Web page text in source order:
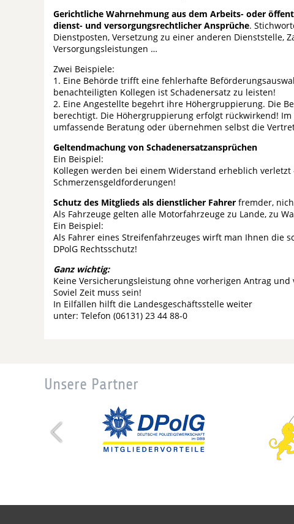
Gerichtliche Wahrnehmung aus dem Arbeits- oder
dienst- und versorgungsrechtlicher Ansprüche.
Dienstposten, Versetzung zu einer anderen Dienststelle,
Versorgungsleistungen …
Zwei Beispiele:
1. Eine Behörde trifft eine fehlerhafte
benachteiligten Kollegen ist Schadenersatz zu leisten!
2. Eine Angestellte begehrt ihre Höhergruppierung. Die
berechtigt. Die Höhergruppierung erfolgt rückwirkend!
umfassende Beratung oder übernehmen selbst die
Geltendmachung von Schadenersatzansprüchen
Ein Beispiel:
Kollegen werden bei einem Widerstand erheblich
Schmerzensgeldforderungen!
Schutz des Mitglieds als dienstlicher Fahrer fremder,
Als Fahrzeuge gelten alle Motorfahrzeuge zu Lande, zu
Ein Beispiel:
Als Fahrer eines Streifenfahrzeuges wirft man Ihnen die
DPolG Rechtsschutz!
Ganz wichtig:
Keine Versicherungsleistung ohne vorherigen Antrag
Soviel Zeit muss sein!
In Eilfällen hilft die Landesgeschäftsstelle weiter
unter: Telefon (06131) 23 44 88-0
Unsere Partner